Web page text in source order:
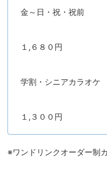
金～日・祝・祝前
１,６８０円
学割・シニアカラオケ
１,３００円
※ワンドリンクオーダー制